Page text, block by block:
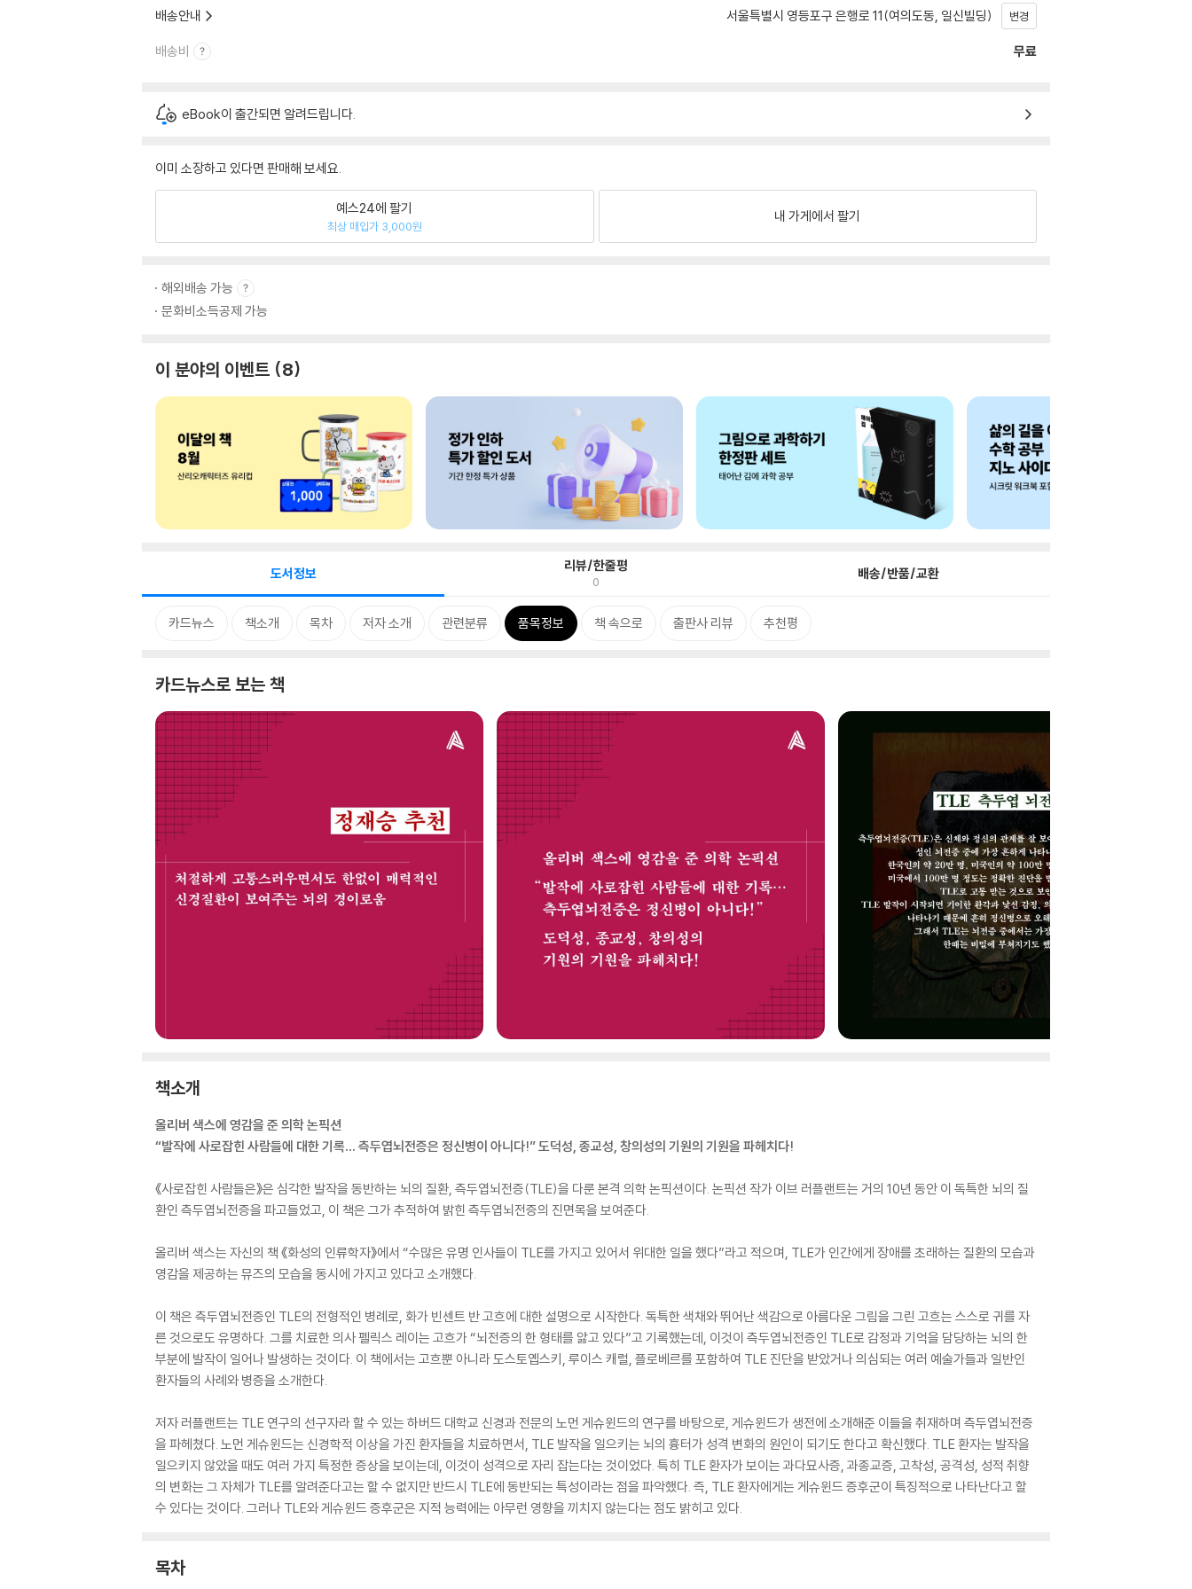
배송안내 서울특별시 영등포구 은행로 11(여의도동, 일신빌딩) 변경
배송비 무료
eBook이 출간되면 알려드립니다.
이미 소장하고 있다면 판매해 보세요.
예스24에 팔기
최상 매입가 3,000원
내 가게에서 팔기
해외배송 가능
문화비소득공제 가능
이 분야의 이벤트 8
도서정보 리뷰/한줄평
0 배송/반품/교환
카드뉴스 책소개 목차 저자 소개 관련분류 품목정보 책 속으로 출판사 리뷰 추천평
카드뉴스로 보는 책
책소개
올리버 색스에 영감을 준 의학 논픽션
“발작에 사로잡힌 사람들에 대한 기록… 측두엽뇌전증은 정신병이 아니다!” 도덕성, 종교성, 창의성의 기원의 기원을 파헤치다!
《사로잡힌 사람들은》은 심각한 발작을 동반하는 뇌의 질환, 측두엽뇌전증(TLE)을 다룬 본격 의학 논픽션이다. 논픽션 작가 이브 러플랜트는 거의 10년 동안 이 독특한 뇌의 질
환인 측두엽뇌전증을 파고들었고, 이 책은 그가 추적하여 밝힌 측두엽뇌전증의 진면목을 보여준다.
올리버 색스는 자신의 책 《화성의 인류학자》에서 “수많은 유명 인사들이 TLE를 가지고 있어서 위대한 일을 했다”라고 적으며, TLE가 인간에게 장애를 초래하는 질환의 모습과
영감을 제공하는 뮤즈의 모습을 동시에 가지고 있다고 소개했다.
이 책은 측두엽뇌전증인 TLE의 전형적인 병례로, 화가 빈센트 반 고흐에 대한 설명으로 시작한다. 독특한 색채와 뛰어난 색감으로 아름다운 그림을 그린 고흐는 스스로 귀를 자
른 것으로도 유명하다. 그를 치료한 의사 펠릭스 레이는 고흐가 “뇌전증의 한 형태를 앓고 있다”고 기록했는데, 이것이 측두엽뇌전증인 TLE로 감정과 기억을 담당하는 뇌의 한
부분에 발작이 일어나 발생하는 것이다. 이 책에서는 고흐뿐 아니라 도스토옙스키, 루이스 캐럴, 플로베르를 포함하여 TLE 진단을 받았거나 의심되는 여러 예술가들과 일반인
환자들의 사례와 병증을 소개한다.
저자 러플랜트는 TLE 연구의 선구자라 할 수 있는 하버드 대학교 신경과 전문의 노먼 게슈윈드의 연구를 바탕으로, 게슈윈드가 생전에 소개해준 이들을 취재하며 측두엽뇌전증
을 파헤쳤다. 노먼 게슈윈드는 신경학적 이상을 가진 환자들을 치료하면서, TLE 발작을 일으키는 뇌의 흉터가 성격 변화의 원인이 되기도 한다고 확신했다. TLE 환자는 발작을
일으키지 않았을 때도 여러 가지 특정한 증상을 보이는데, 이것이 성격으로 자리 잡는다는 것이었다. 특히 TLE 환자가 보이는 과다묘사증, 과종교증, 고착성, 공격성, 성적 취향
의 변화는 그 자체가 TLE를 알려준다고는 할 수 없지만 반드시 TLE에 동반되는 특성이라는 점을 파악했다. 즉, TLE 환자에게는 게슈윈드 증후군이 특징적으로 나타난다고 할
수 있다는 것이다. 그러나 TLE와 게슈윈드 증후군은 지적 능력에는 아무런 영향을 끼치지 않는다는 점도 밝히고 있다.
목차